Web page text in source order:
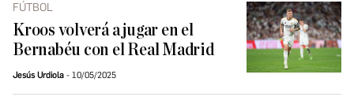
FÚTBOL
Kroos volverá a jugar en el
Bernabéu con el Real Madrid
Jesús Urdiola 10/05/2025